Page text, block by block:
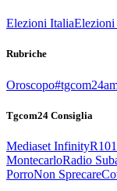
Elezioni ItaliaElezioni
Rubriche
Oroscopo
Tgcom24 Consiglia
Mediaset InfinityR101
MontecarloRadio
PorroNon Sprecare